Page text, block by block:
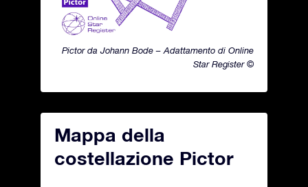
Pictor da Johann Bode – Adattamento di Online
Star Register ©
Mappa della
costellazione Pictor